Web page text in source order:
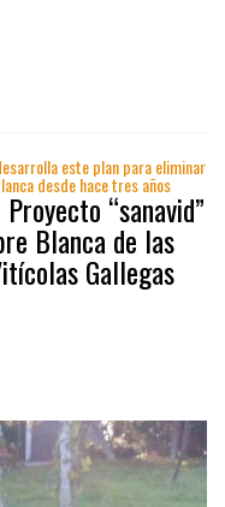
este plan para eliminar
desde hace tres años
“sanavid”
Blanca de las
Gallegas